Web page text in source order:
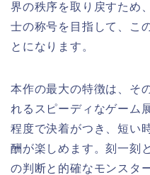
界の秩序を取り戻すため
士の称号を目指して、こ
とになります。
本作の最大の特徴は、そ
れるスピーディなゲーム
程度で決着がつき、短い
酬が楽しめます。刻一刻
の判断と的確なモンスタ